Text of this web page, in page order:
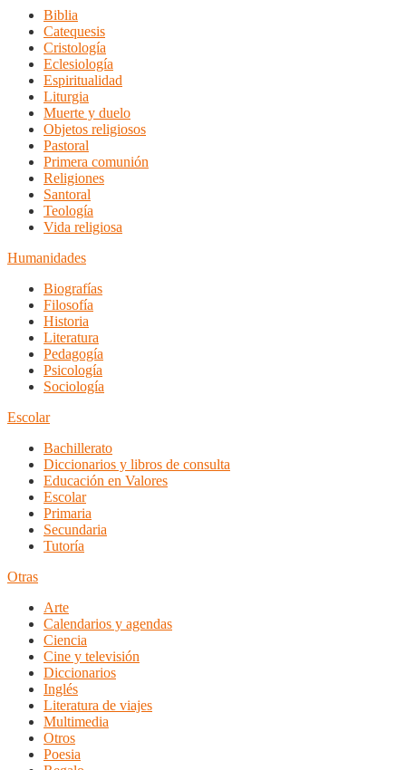
Biblia
Catequesis
Cristología
Eclesiología
Espiritualidad
Liturgia
Muerte y duelo
Objetos religiosos
Pastoral
Primera comunión
Religiones
Santoral
Teología
Vida religiosa
Humanidades
Biografías
Filosofía
Historia
Literatura
Pedagogía
Psicología
Sociología
Escolar
Bachillerato
Diccionarios y libros de consulta
Educación en Valores
Escolar
Primaria
Secundaria
Tutoría
Otras
Arte
Calendarios y agendas
Ciencia
Cine y televisión
Diccionarios
Inglés
Literatura de viajes
Multimedia
Otros
Poesia